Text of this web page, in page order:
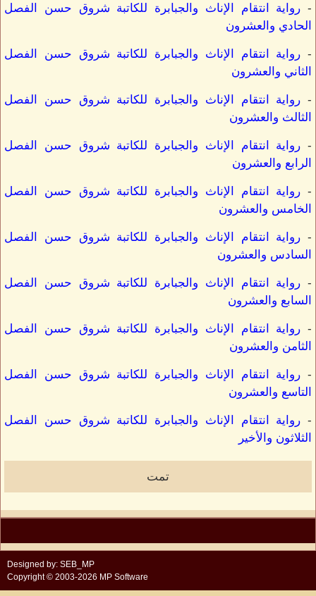
- رواية انتقام الإناث والجبابرة للكاتبة شروق حسن الفصل
الحادي والعشرون
- رواية انتقام الإناث والجبابرة للكاتبة شروق حسن الفصل
الثاني والعشرون
- رواية انتقام الإناث والجبابرة للكاتبة شروق حسن الفصل
الثالث والعشرون
- رواية انتقام الإناث والجبابرة للكاتبة شروق حسن الفصل
الرابع والعشرون
- رواية انتقام الإناث والجبابرة للكاتبة شروق حسن الفصل
الخامس والعشرون
- رواية انتقام الإناث والجبابرة للكاتبة شروق حسن الفصل
السادس والعشرون
- رواية انتقام الإناث والجبابرة للكاتبة شروق حسن الفصل
السابع والعشرون
- رواية انتقام الإناث والجبابرة للكاتبة شروق حسن الفصل
الثامن والعشرون
- رواية انتقام الإناث والجبابرة للكاتبة شروق حسن الفصل
التاسع والعشرون
- رواية انتقام الإناث والجبابرة للكاتبة شروق حسن الفصل
الثلاثون والأخير
تمت
Designed by: SEB_MP
Copyright © 2003-2026 MP Software